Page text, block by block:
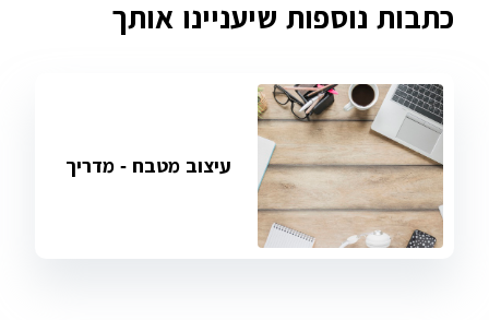
כתבות נוספות שיעניינו אותך
עיצוב מטבח - מדריך